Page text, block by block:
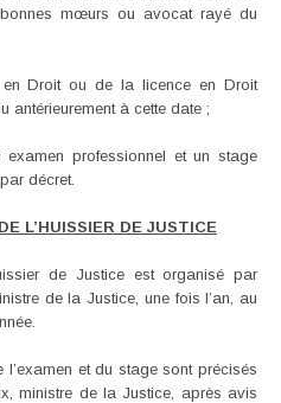
mœurs ou avocat rayé du
Droit ou de la licence en Droit
antérieurement à cette date ;
professionnel et un stage
décret.
L’HUISSIER DE JUSTICE
de Justice est organisé par
de la Justice, une fois l’an, au
et du stage sont précisés
ministre de la Justice, après avis